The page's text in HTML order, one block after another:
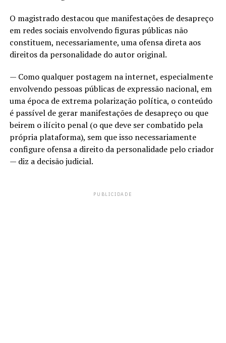
O magistrado destacou que manifestações de desapreço
em redes sociais envolvendo figuras públicas não
constituem, necessariamente, uma ofensa direta aos
direitos da personalidade do autor original.
— Como qualquer postagem na internet, especialmente
envolvendo pessoas públicas de expressão nacional, em
uma época de extrema polarização política, o conteúdo
é passível de gerar manifestações de desapreço ou que
beirem o ilícito penal (o que deve ser combatido pela
própria plataforma), sem que isso necessariamente
configure ofensa a direito da personalidade pelo criador
— diz a decisão judicial.
PUBLICIDADE